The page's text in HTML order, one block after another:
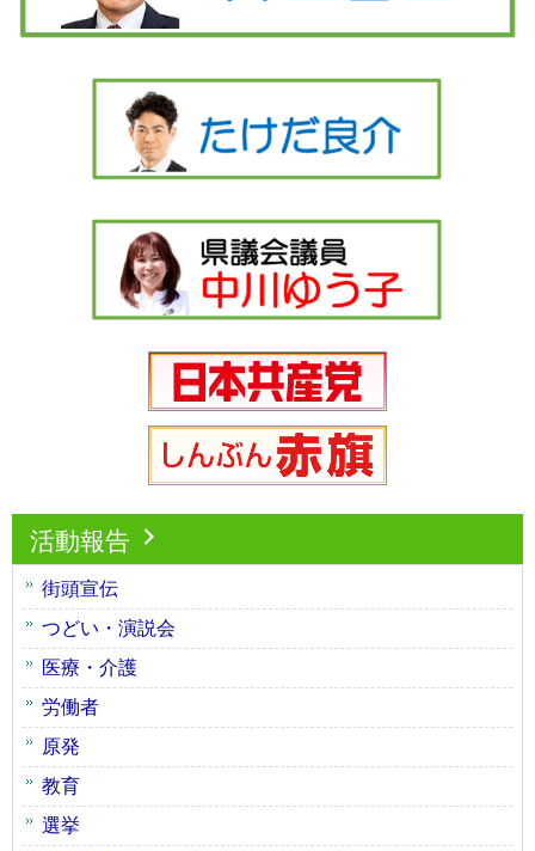
活動報告
街頭宣伝
つどい・演説会
医療・介護
労働者
原発
教育
選挙